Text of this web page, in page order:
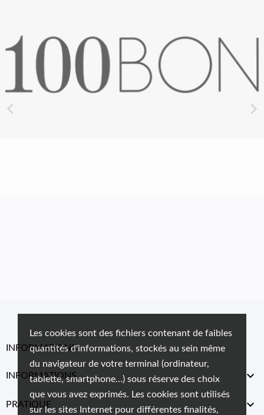
Les cookies sont des fichiers contenant de faibles
quantités d'informations, stockés au sein même
du navigateur de votre terminal (ordinateur,
tablette, smartphone…) sous réserve des choix
que vous avez exprimés. Les cookies sont utilisés
sur les sites Internet pour différentes finalités,
 
INFORMATIONS
INFORMATIONS 
PRATIQUE 